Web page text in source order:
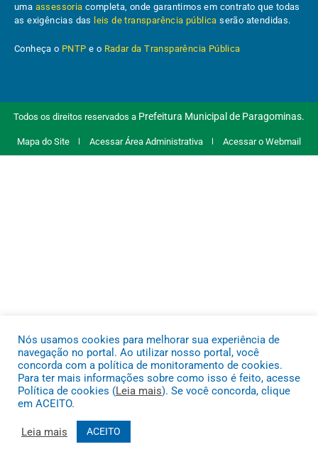
uma assessoria completa, onde garantimos em contrato que todas
as exigências das leis de transparência pública serão atendidas.
Conheça o PNTP e o Radar da Transparência Pública
Todos os direitos reservados a Prefeitura Municipal de Paragominas.
Mapa do Site Acessar Área Administrativa Acessar o Webmail
Nós usamos cookies para melhorar sua experiência de
navegação no portal. Ao utilizar nosso portal, você
concorda com a política de monitoramento de cookies.
Para ter mais informações sobre como isso é feito, acesse
Política de cookies (Leia mais). Se você concorda, clique
em ACEITO.
Leia mais ACEITO